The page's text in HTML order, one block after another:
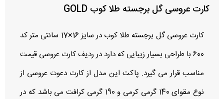
کارت عروسی گل برجسته طلا کوب GOLD
کارت عروسی گل برجسته طلا کوب در سایز 16×17 سانتی متر کد
600 با طراحی بسیار زیبایی که دارد در ردیف کارت عروسی قیمت
مناسب قرار می گیرد. پاکت این مدل از کارت دعوت عروسی از
نوع مقوای 140 گرمی کرمی و 190 گرمی کرافت می باشد که در